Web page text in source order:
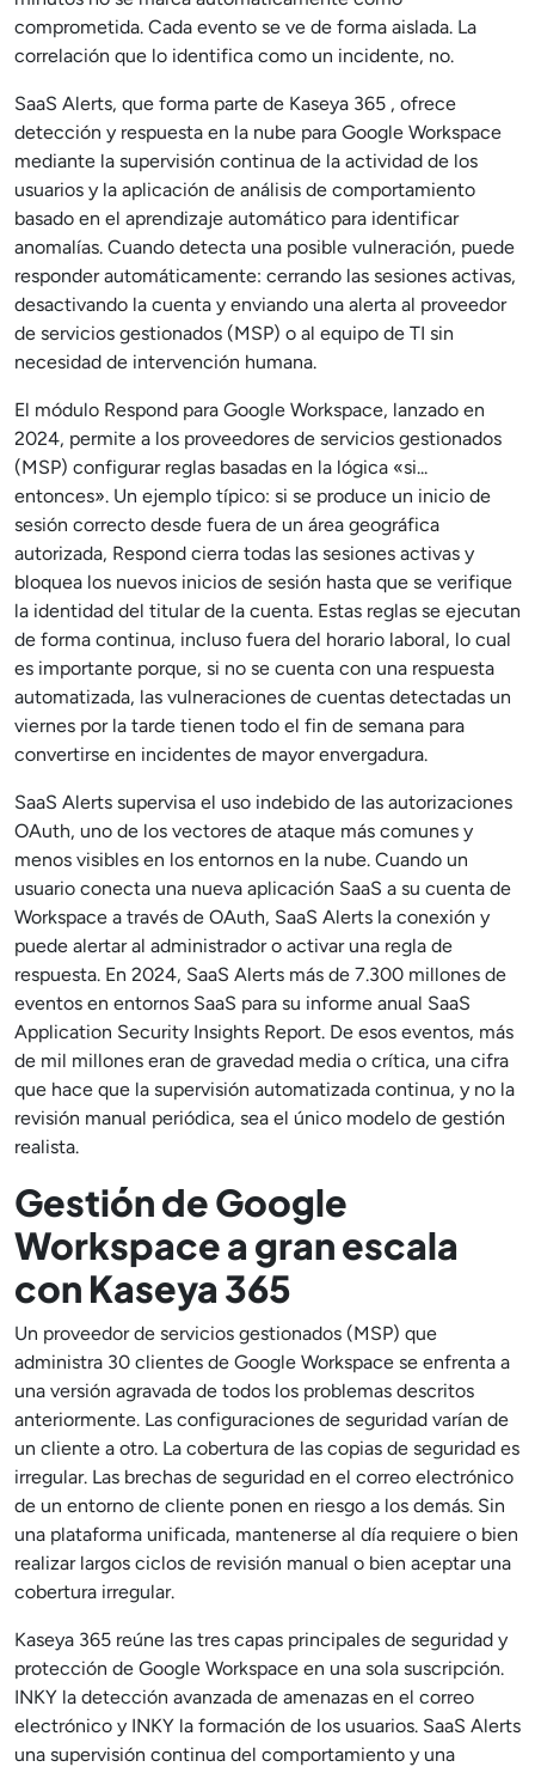
comprometida. Cada evento se ve de forma aislada. La
correlación que lo identifica como un incidente, no.
SaaS Alerts, que forma parte de Kaseya 365 , ofrece
detección y respuesta en la nube para Google Workspace
mediante la supervisión continua de la actividad de los
usuarios y la aplicación de análisis de comportamiento
basado en el aprendizaje automático para identificar
anomalías. Cuando detecta una posible vulneración, puede
responder automáticamente: cerrando las sesiones activas,
desactivando la cuenta y enviando una alerta al proveedor
de servicios gestionados (MSP) o al equipo de TI sin
necesidad de intervención humana.
El módulo Respond para Google Workspace, lanzado en
2024, permite a los proveedores de servicios gestionados
(MSP) configurar reglas basadas en la lógica «si...
entonces». Un ejemplo típico: si se produce un inicio de
sesión correcto desde fuera de un área geográfica
autorizada, Respond cierra todas las sesiones activas y
bloquea los nuevos inicios de sesión hasta que se verifique
la identidad del titular de la cuenta. Estas reglas se ejecutan
de forma continua, incluso fuera del horario laboral, lo cual
es importante porque, si no se cuenta con una respuesta
automatizada, las vulneraciones de cuentas detectadas un
viernes por la tarde tienen todo el fin de semana para
convertirse en incidentes de mayor envergadura.
SaaS Alerts supervisa el uso indebido de las autorizaciones
OAuth, uno de los vectores de ataque más comunes y
menos visibles en los entornos en la nube. Cuando un
usuario conecta una nueva aplicación SaaS a su cuenta de
Workspace a través de OAuth, SaaS Alerts la conexión y
puede alertar al administrador o activar una regla de
respuesta. En 2024, SaaS Alerts más de 7.300 millones de
eventos en entornos SaaS para su informe anual SaaS
Application Security Insights Report. De esos eventos, más
de mil millones eran de gravedad media o crítica, una cifra
que hace que la supervisión automatizada continua, y no la
revisión manual periódica, sea el único modelo de gestión
realista.
Gestión de Google
Workspace a gran escala
con Kaseya 365
Un proveedor de servicios gestionados (MSP) que
administra 30 clientes de Google Workspace se enfrenta a
una versión agravada de todos los problemas descritos
anteriormente. Las configuraciones de seguridad varían de
un cliente a otro. La cobertura de las copias de seguridad es
irregular. Las brechas de seguridad en el correo electrónico
de un entorno de cliente ponen en riesgo a los demás. Sin
una plataforma unificada, mantenerse al día requiere o bien
realizar largos ciclos de revisión manual o bien aceptar una
cobertura irregular.
Kaseya 365 reúne las tres capas principales de seguridad y
protección de Google Workspace en una sola suscripción.
INKY la detección avanzada de amenazas en el correo
electrónico y INKY la formación de los usuarios. SaaS Alerts
una supervisión continua del comportamiento y una